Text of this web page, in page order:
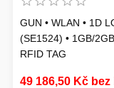
GUN • WLAN • 1D
(SE1524) • 1GB/
RFID TAG
49 186,50 Kč bez